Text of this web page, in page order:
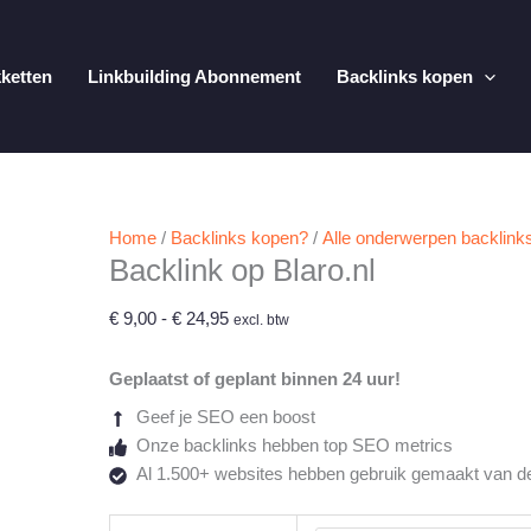
Linkbuilding Abonnement Backlinks kopen
Home / Backlinks kopen? / Alle onderwerpen
Backlink op Blaro.nl
€ 9,00 - € 24,95Prijsklasse:
tot
excl. btw
Geplaatst of geplant binnen 24 uur!
Geef je SEO een boost
Onze backlinks hebben top SEO metrics
Al 1.500+ websites hebben gebruik gemaakt van